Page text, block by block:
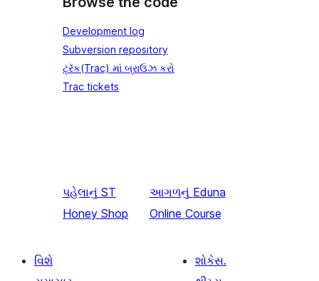
Development log
Subversion repository
ટ્રૅક(Trac) માં બ્રાઉઝ કરો
Trac tickets
પહેલાનું ST
Honey Shop
આગળનું Eduna
Online Course
વિશે
શોકેસ.